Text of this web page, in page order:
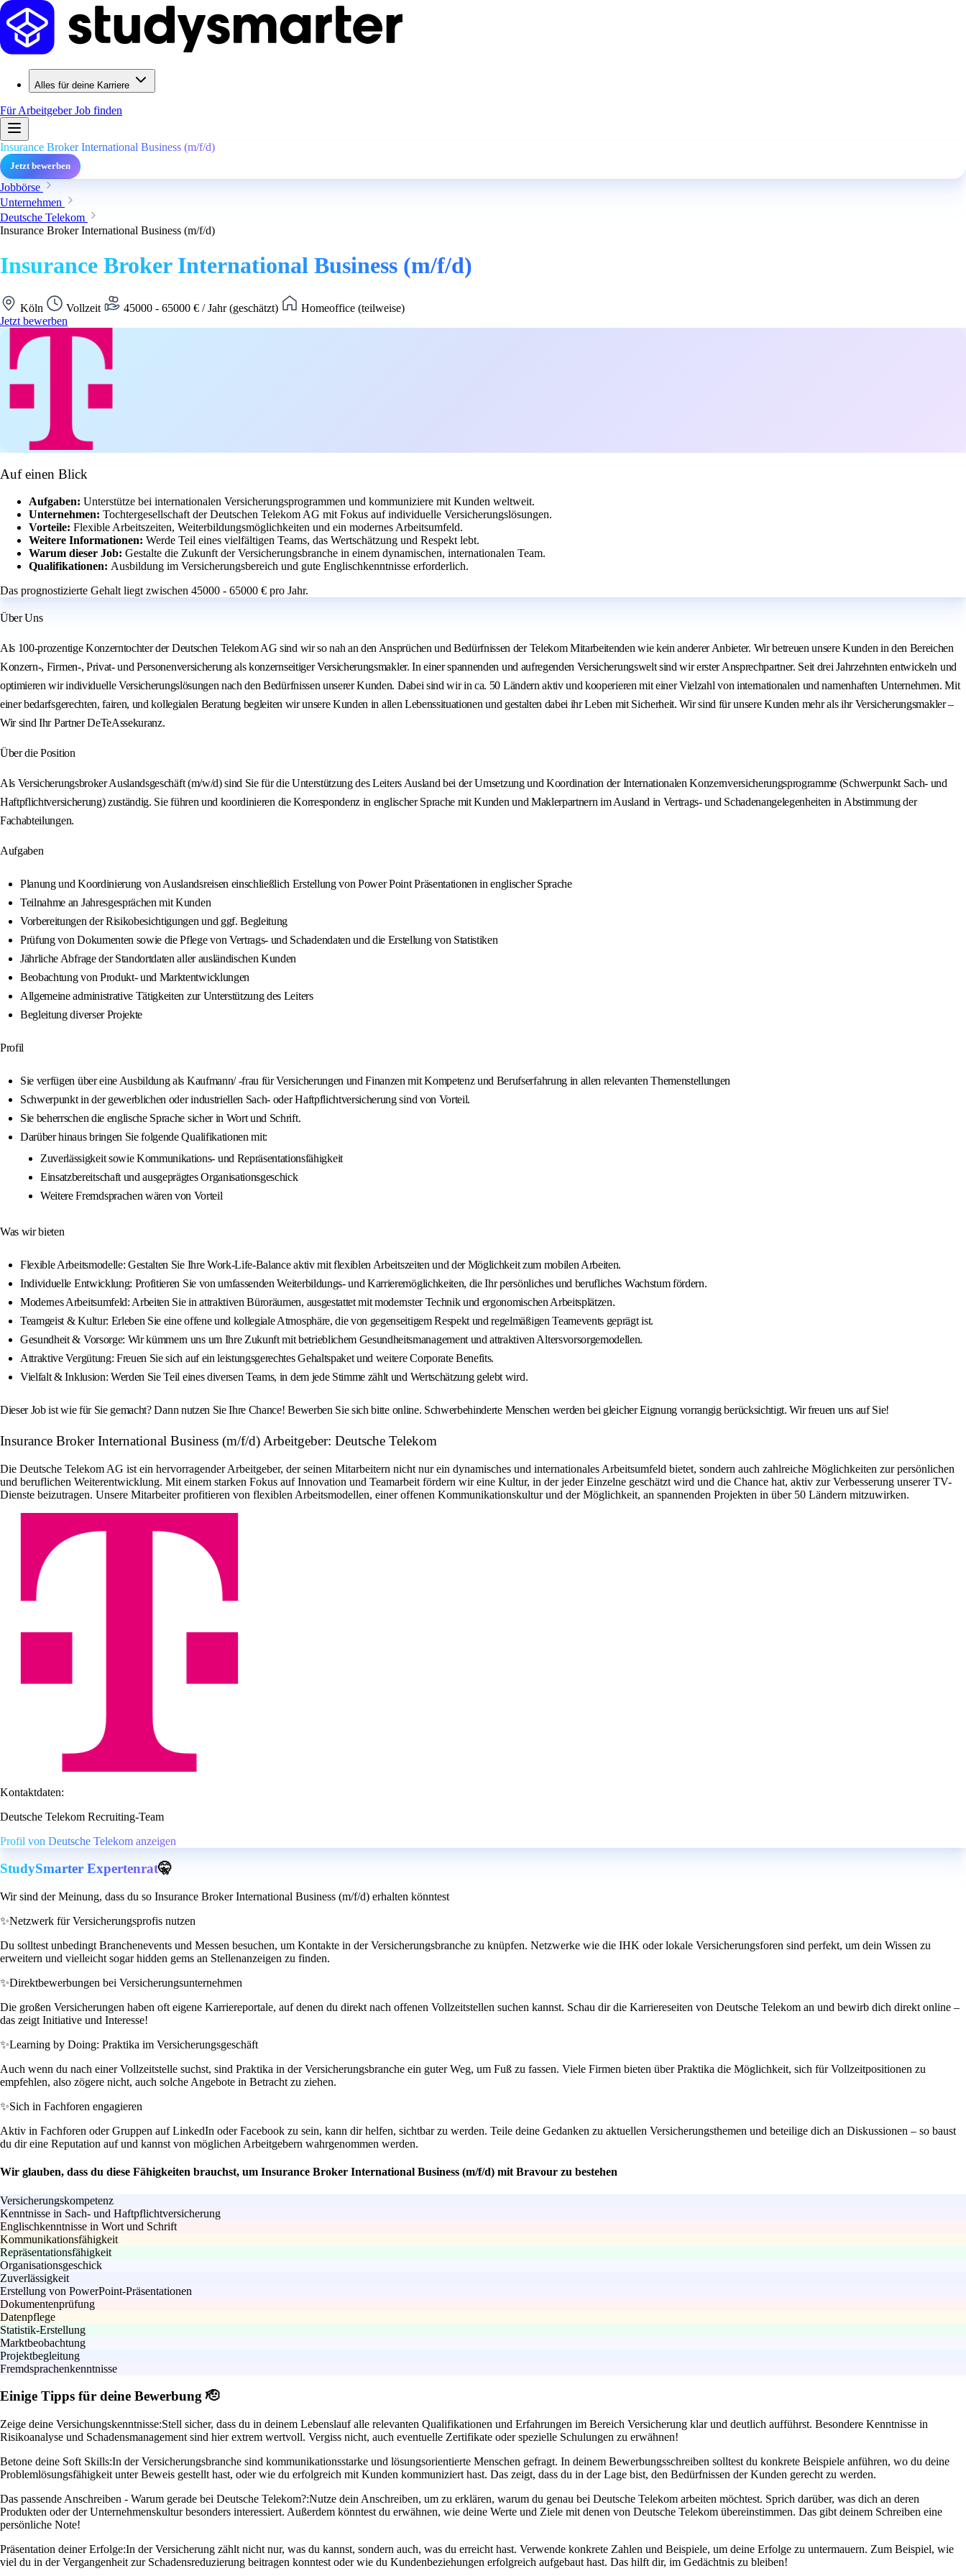
Alles für deine Karriere
Für ArbeitgeberJob finden
Insurance Broker International Business (m/f/d)
Jetzt bewerben
Jobbörse
Unternehmen
Deutsche Telekom
Insurance Broker International Business (m/f/d)
Insurance Broker International Business (m/f/d)
Köln Vollzeit 45000 - 65000 € / Jahr (geschätzt)
Homeoffice (teilweise)
Jetzt bewerben
Auf einen Blick
Aufgaben: Unterstütze bei internationalen Versicherungsprogrammen und kommuniziere mit Kunden weltweit.
Unternehmen: Tochtergesellschaft der Deutschen Telekom AG mit Fokus auf individuelle Versicherungslösungen.
Vorteile: Flexible Arbeitszeiten, Weiterbildungsmöglichkeiten und ein modernes Arbeitsumfeld.
Weitere Informationen: Werde Teil eines vielfältigen Teams, das Wertschätzung und Respekt lebt.
Warum dieser Job: Gestalte die Zukunft der Versicherungsbranche in einem dynamischen, internationalen Team.
Qualifikationen: Ausbildung im Versicherungsbereich und gute Englischkenntnisse erforderlich.
Das prognostizierte Gehalt liegt zwischen 45000 - 65000 € pro Jahr.
Über Uns
Als 100-prozentige Konzerntochter der Deutschen Telekom AG sind wir so nah an den Ansprüchen und Bedürfnissen der Telekom Mitarbeitenden wie kein anderer Anbieter. Wir betreuen unsere Kunden in den Bereichen
Konzern-, Firmen-, Privat- und Personenversicherung als konzernseitiger Versicherungsmakler. In einer spannenden und aufregenden Versicherungswelt sind wir erster Ansprechpartner. Seit drei Jahrzehnten entwickeln und
optimieren wir individuelle Versicherungslösungen nach den Bedürfnissen unserer Kunden. Dabei sind wir in ca. 50 Ländern aktiv und kooperieren mit einer Vielzahl von internationalen und namenhaften Unternehmen. Mit
einer bedarfsgerechten, fairen, und kollegialen Beratung begleiten wir unsere Kunden in allen Lebenssituationen und gestalten dabei ihr Leben mit Sicherheit. Wir sind für unsere Kunden mehr als ihr Versicherungsmakler –
Wir sind Ihr Partner DeTeAssekuranz.
Über die Position
Als Versicherungsbroker Auslandsgeschäft (m/w/d) sind Sie für die Unterstützung des Leiters Ausland bei der Umsetzung und Koordination der Internationalen Konzernversicherungsprogramme (Schwerpunkt Sach- und
Haftpflichtversicherung) zuständig. Sie führen und koordinieren die Korrespondenz in englischer Sprache mit Kunden und Maklerpartnern im Ausland in Vertrags- und Schadenangelegenheiten in Abstimmung der
Fachabteilungen.
Aufgaben
Planung und Koordinierung von Auslandsreisen einschließlich Erstellung von Power Point Präsentationen in englischer Sprache
Teilnahme an Jahresgesprächen mit Kunden
Vorbereitungen der Risikobesichtigungen und ggf. Begleitung
Prüfung von Dokumenten sowie die Pflege von Vertrags- und Schadendaten und die Erstellung von Statistiken
Jährliche Abfrage der Standortdaten aller ausländischen Kunden
Beobachtung von Produkt- und Marktentwicklungen
Allgemeine administrative Tätigkeiten zur Unterstützung des Leiters
Begleitung diverser Projekte
Profil
Sie verfügen über eine Ausbildung als Kaufmann/ -frau für Versicherungen und Finanzen mit Kompetenz und Berufserfahrung in allen relevanten Themenstellungen
Schwerpunkt in der gewerblichen oder industriellen Sach- oder Haftpflichtversicherung sind von Vorteil.
Sie beherrschen die englische Sprache sicher in Wort und Schrift.
Darüber hinaus bringen Sie folgende Qualifikationen mit:
Zuverlässigkeit sowie Kommunikations- und Repräsentationsfähigkeit
Einsatzbereitschaft und ausgeprägtes Organisationsgeschick
Weitere Fremdsprachen wären von Vorteil
Was wir bieten
Flexible Arbeitsmodelle: Gestalten Sie Ihre Work-Life-Balance aktiv mit flexiblen Arbeitszeiten und der Möglichkeit zum mobilen Arbeiten.
Individuelle Entwicklung: Profitieren Sie von umfassenden Weiterbildungs- und Karrieremöglichkeiten, die Ihr persönliches und berufliches Wachstum fördern.
Modernes Arbeitsumfeld: Arbeiten Sie in attraktiven Büroräumen, ausgestattet mit modernster Technik und ergonomischen Arbeitsplätzen.
Teamgeist & Kultur: Erleben Sie eine offene und kollegiale Atmosphäre, die von gegenseitigem Respekt und regelmäßigen Teamevents geprägt ist.
Gesundheit & Vorsorge: Wir kümmern uns um Ihre Zukunft mit betrieblichem Gesundheitsmanagement und attraktiven Altersvorsorgemodellen.
Attraktive Vergütung: Freuen Sie sich auf ein leistungsgerechtes Gehaltspaket und weitere Corporate Benefits.
Vielfalt & Inklusion: Werden Sie Teil eines diversen Teams, in dem jede Stimme zählt und Wertschätzung gelebt wird.
Dieser Job ist wie für Sie gemacht? Dann nutzen Sie Ihre Chance! Bewerben Sie sich bitte online. Schwerbehinderte Menschen werden bei gleicher Eignung vorrangig berücksichtigt. Wir freuen uns auf Sie!
Insurance Broker International Business (m/f/d) Arbeitgeber: Deutsche Telekom
Die Deutsche Telekom AG ist ein hervorragender Arbeitgeber, der seinen Mitarbeitern nicht nur ein dynamisches und internationales Arbeitsumfeld bietet, sondern auch zahlreiche Möglichkeiten zur persönlichen
und beruflichen Weiterentwicklung. Mit einem starken Fokus auf Innovation und Teamarbeit fördern wir eine Kultur, in der jeder Einzelne geschätzt wird und die Chance hat, aktiv zur Verbesserung unserer TV-
Dienste beizutragen. Unsere Mitarbeiter profitieren von flexiblen Arbeitsmodellen, einer offenen Kommunikationskultur und der Möglichkeit, an spannenden Projekten in über 50 Ländern mitzuwirken.
Kontaktdaten:
Deutsche Telekom Recruiting-Team
Profil von Deutsche Telekom anzeigen
StudySmarter Expertenrat🤫
Wir sind der Meinung, dass du so Insurance Broker International Business (m/f/d) erhalten könntest
✨Netzwerk für Versicherungsprofis nutzen
Du solltest unbedingt Branchenevents und Messen besuchen, um Kontakte in der Versicherungsbranche zu knüpfen. Netzwerke wie die IHK oder lokale Versicherungsforen sind perfekt, um dein Wissen zu
erweitern und vielleicht sogar hidden gems an Stellenanzeigen zu finden.
✨Direktbewerbungen bei Versicherungsunternehmen
Die großen Versicherungen haben oft eigene Karriereportale, auf denen du direkt nach offenen Vollzeitstellen suchen kannst. Schau dir die Karriereseiten von Deutsche Telekom an und bewirb dich direkt online –
das zeigt Initiative und Interesse!
✨Learning by Doing: Praktika im Versicherungsgeschäft
Auch wenn du nach einer Vollzeitstelle suchst, sind Praktika in der Versicherungsbranche ein guter Weg, um Fuß zu fassen. Viele Firmen bieten über Praktika die Möglichkeit, sich für Vollzeitpositionen zu
empfehlen, also zögere nicht, auch solche Angebote in Betracht zu ziehen.
✨Sich in Fachforen engagieren
Aktiv in Fachforen oder Gruppen auf LinkedIn oder Facebook zu sein, kann dir helfen, sichtbar zu werden. Teile deine Gedanken zu aktuellen Versicherungsthemen und beteilige dich an Diskussionen – so baust
du dir eine Reputation auf und kannst von möglichen Arbeitgebern wahrgenommen werden.
Wir glauben, dass du diese Fähigkeiten brauchst, um Insurance Broker International Business (m/f/d) mit Bravour zu bestehen
Versicherungskompetenz
Kenntnisse in Sach- und Haftpflichtversicherung
Englischkenntnisse in Wort und Schrift
Kommunikationsfähigkeit
Repräsentationsfähigkeit
Organisationsgeschick
Zuverlässigkeit
Erstellung von PowerPoint-Präsentationen
Dokumentenprüfung
Datenpflege
Statistik-Erstellung
Marktbeobachtung
Projektbegleitung
Fremdsprachenkenntnisse
Einige Tipps für deine Bewerbung 🫡
Zeige deine Versichungskenntnisse:Stell sicher, dass du in deinem Lebenslauf alle relevanten Qualifikationen und Erfahrungen im Bereich Versicherung klar und deutlich aufführst. Besondere Kenntnisse in
Risikoanalyse und Schadensmanagement sind hier extrem wertvoll. Vergiss nicht, auch eventuelle Zertifikate oder spezielle Schulungen zu erwähnen!
Betone deine Soft Skills:In der Versicherungsbranche sind kommunikationsstarke und lösungsorientierte Menschen gefragt. In deinem Bewerbungsschreiben solltest du konkrete Beispiele anführen, wo du deine
Problemlösungsfähigkeit unter Beweis gestellt hast, oder wie du erfolgreich mit Kunden kommuniziert hast. Das zeigt, dass du in der Lage bist, den Bedürfnissen der Kunden gerecht zu werden.
Das passende Anschreiben - Warum gerade bei Deutsche Telekom?:Nutze dein Anschreiben, um zu erklären, warum du genau bei Deutsche Telekom arbeiten möchtest. Sprich darüber, was dich an deren
Produkten oder der Unternehmenskultur besonders interessiert. Außerdem könntest du erwähnen, wie deine Werte und Ziele mit denen von Deutsche Telekom übereinstimmen. Das gibt deinem Schreiben eine
persönliche Note!
Präsentation deiner Erfolge:In der Versicherung zählt nicht nur, was du kannst, sondern auch, was du erreicht hast. Verwende konkrete Zahlen und Beispiele, um deine Erfolge zu untermauern. Zum Beispiel, wie
viel du in der Vergangenheit zur Schadensreduzierung beitragen konntest oder wie du Kundenbeziehungen erfolgreich aufgebaut hast. Das hilft dir, im Gedächtnis zu bleiben!